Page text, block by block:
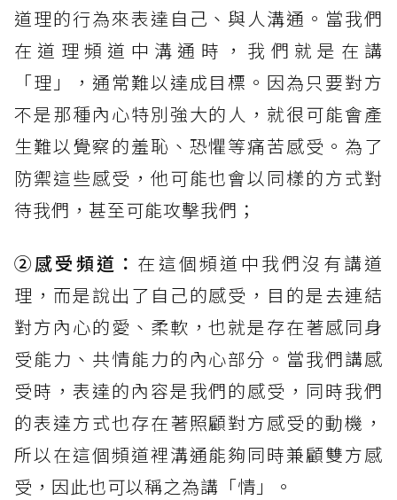
道理的行為來表達自己、與人溝通。當我們
在道理頻道中溝通時，我們就是在講
「理」，通常難以達成目標。因為只要對方
不是那種內心特別強大的人，就很可能會產
生難以覺察的羞恥、恐懼等痛苦感受。為了
防禦這些感受，他可能也會以同樣的方式對
待我們，甚至可能攻擊我們；
②感受頻道： 在這個頻道中我們沒有講道
理，而是說出了自己的感受，目的是去連結
對方內心的愛、柔軟，也就是存在著感同身
受能力、共情能力的內心部分。當我們講感
受時，表達的內容是我們的感受，同時我們
的表達方式也存在著照顧對方感受的動機，
所以在這個頻道裡溝通能夠同時兼顧雙方感
受，因此也可以稱之為講「情」。